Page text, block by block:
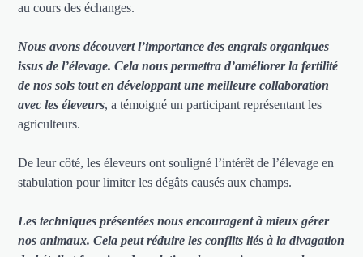
au cours des échanges.
Nous avons découvert l’importance des engrais organiques
issus de l’élevage. Cela nous permettra d’améliorer la fertilité
de nos sols tout en développant une meilleure collaboration
avec les éleveurs, a témoigné un participant représentant les
agriculteurs.
De leur côté, les éleveurs ont souligné l’intérêt de l’élevage en
stabulation pour limiter les dégâts causés aux champs.
Les techniques présentées nous encouragent à mieux gérer
nos animaux. Cela peut réduire les conflits liés à la divagation